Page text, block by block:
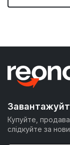
Купуйте,
слідкуйте за